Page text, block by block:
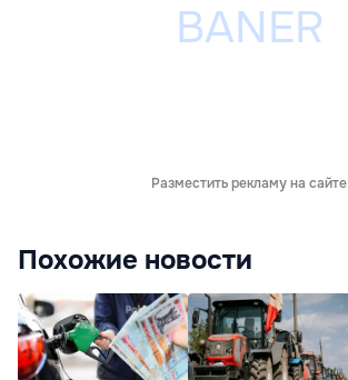
Разместить рекламу на сайте
Похожие новости